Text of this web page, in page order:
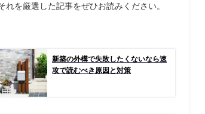
れを厳選した記事をぜひお読みください。
新築の外構で失敗したくないなら速
攻で読むべき原因と対策